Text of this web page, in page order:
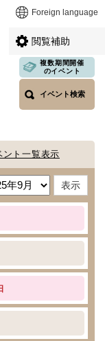
Foreign language
閲覧補助
複数期間開催
のイベント
イベント検索
ント一覧表示